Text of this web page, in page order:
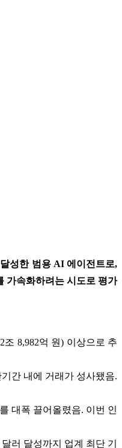
성한 범용 AI 에이전트로,
가속화하려는 시도로 평가
8,982억 원) 이상으로 추
간 내에 거래가 성사됐음.
대폭 끌어올렸음. 이번 인
러 달성까지 업계 최단 기